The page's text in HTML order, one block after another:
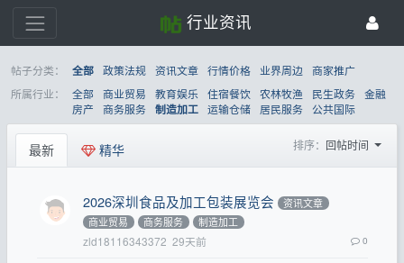
行业资讯
帖子分类： 全部 政策法规 资讯文章 行情价格 业界周边
商家推广
所属行业：
全部 商业贸易 教育娱乐 住宿餐饮 农林牧渔 民生政务 金融
房产
商务服务 制造加工 运输仓储 居民服务 公共国际
最新 精华 排序： 回帖时间
2026深圳食品及加工包装展览会
资讯文章
商业贸易
商务服务 制造加工
zld18116343372 29天前 0